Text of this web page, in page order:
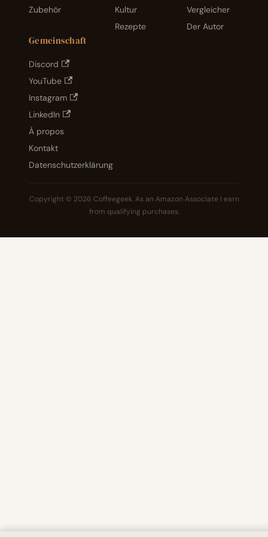
Zubehör
Kultur
Rezepte
Vergleicher
Der Autor
Gemeinschaft
Discord
YouTube
Instagram
LinkedIn
À propos
Kontakt
Datenschutzerklärung
Copyright © 2026 Coffeegeek. As an Amazon Associate I earn
from qualifying purchases.